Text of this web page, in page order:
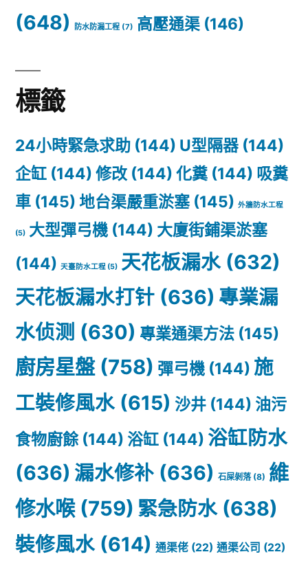
(648)
防水防漏工程 (7) 高壓通渠 (146)
標籤
24小時緊急求助 (144) U型隔器 (144)
企缸 (144) 修改 (144) 化糞 (144) 吸糞
車 (145) 地台渠嚴重淤塞(145) 外牆防水工程
(5) 大型彈弓機 (144) 大廈街鋪渠淤塞
(144) 天臺防水工程 (5) 天花板漏水(632)
天花板漏水打针 (636) 專業漏
水侦测 (630) 專業通渠方法 (145)
廚房星盤(758) 彈弓機 (144) 施
工裝修風水(615) 沙井 (144) 油污
食物廚餘(144) 浴缸 (144) 浴缸防水
(636) 漏水修补 (636) 石屎剝落(8) 維
修水喉(759) 緊急防水(638)
裝修風水(614) 通渠佬 (22) 通渠公司 (22)